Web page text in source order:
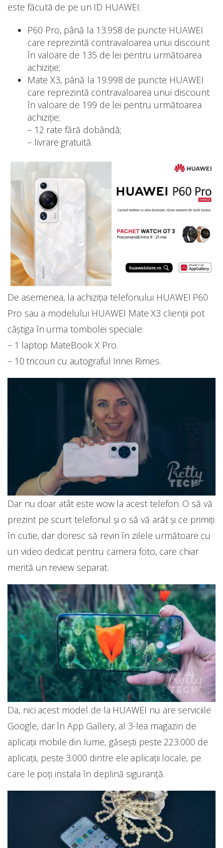
este făcută de pe un ID HUAWEI.
P60 Pro, până la 13.958 de puncte HUAWEI
care reprezintă contravaloarea unui discount
în valoare de 135 de lei pentru următoarea
achiziție;
Mate X3, până la 19.998 de puncte HUAWEI
care reprezintă contravaloarea unui discount
în valoare de 199 de lei pentru următoarea
achiziție;
– 12 rate fără dobândă;
– livrare gratuită.
De asemenea, la achiziția telefonului HUAWEI P60
Pro sau a modelului HUAWEI Mate X3 clienții pot
câștiga în urma tombolei speciale:
– 1 laptop MateBook X Pro.
– 10 tricouri cu autograful Irinei Rimes.
Dar nu doar atât este wow la acest telefon. O să vă
prezint pe scurt telefonul și o să vă arăt și ce primiți
în cutie, dar doresc să revin în zilele următoare cu
un video dedicat pentru camera foto, care chiar
merită un review separat.
Da, nici acest model de la HUAWEI nu are serviciile
Google, dar în App Gallery, al 3-lea magazin de
aplicații mobile din lume, găsești peste 223.000 de
aplicații, peste 3.000 dintre ele aplicații locale, pe
care le poți instala în deplină siguranță.